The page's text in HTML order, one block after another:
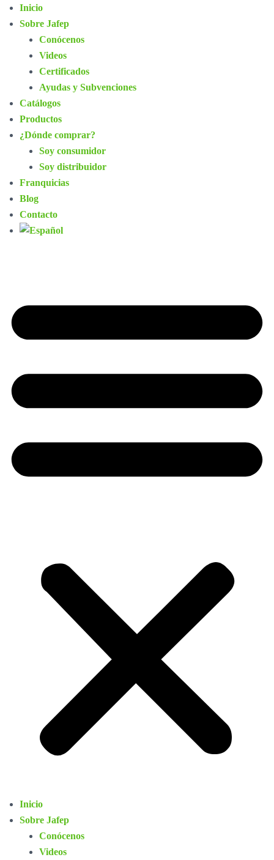
Inicio
Sobre Jafep
Conócenos
Videos
Certificados
Ayudas y Subvenciones
Catálogos
Productos
¿Dónde comprar?
Soy consumidor
Soy distribuidor
Franquicias
Blog
Contacto
Inicio
Sobre Jafep
Conócenos
Videos